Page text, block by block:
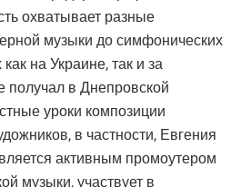
охватывает разные
музыки до симфонических
на Украине, так и за
в Днепровской
уроки композиции
в частности, Евгения
активным промоутером
музыки, участвует в